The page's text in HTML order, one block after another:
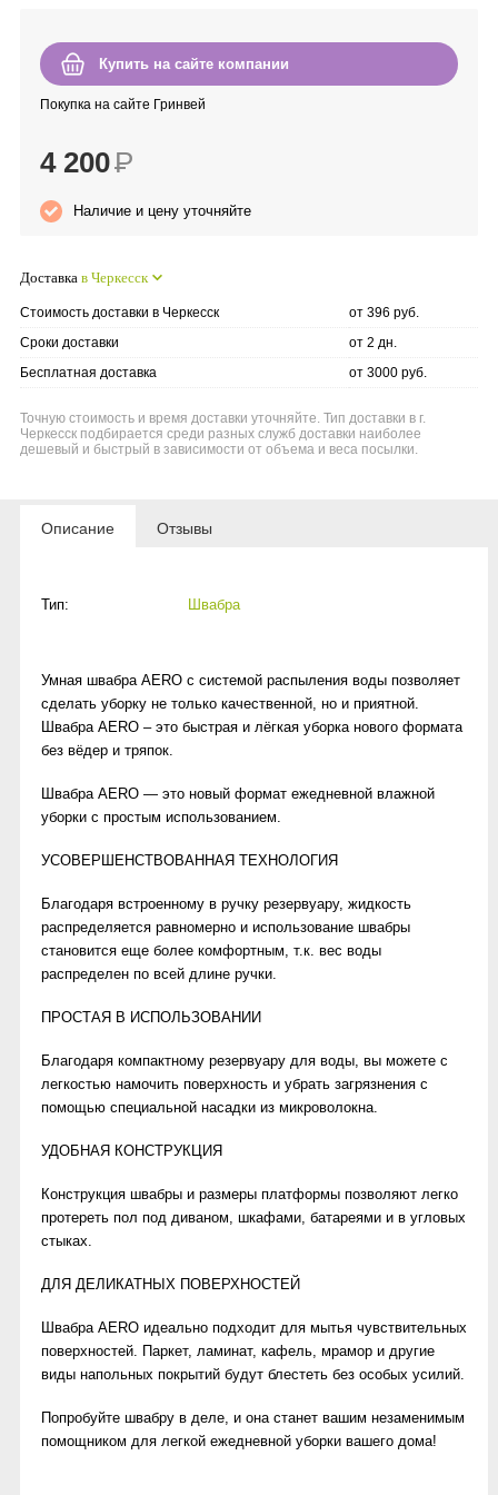
Intilia
Enjoy Care
Купить на сайте компании
Покупка на сайте Гринвей
4 200Р
Наличие и цену уточняйте
Доставка в Черкесск
Стоимость доставки в Черкесск
от 396 руб.
Сроки доставки
от 2 дн.
Бесплатная доставка
от 3000 руб.
Точную стоимость и время доставки уточняйте. Тип доставки в г.
Черкесск подбирается среди разных служб доставки наиболее
дешевый и быстрый в зависимости от объема и веса посылки.
Описание Отзывы
Тип: Швабра
Умная швабра AERO с системой распыления воды позволяет
сделать уборку не только качественной, но и приятной.
Швабра AERO – это быстрая и лёгкая уборка нового формата
без вёдер и тряпок.
Швабра AERO — это новый формат ежедневной влажной
уборки с простым использованием.
УСОВЕРШЕНСТВОВАННАЯ ТЕХНОЛОГИЯ
Благодаря встроенному в ручку резервуару, жидкость
распределяется равномерно и использование швабры
становится еще более комфортным, т.к. вес воды
распределен по всей длине ручки.
ПРОСТАЯ В ИСПОЛЬЗОВАНИИ
Благодаря компактному резервуару для воды, вы можете с
легкостью намочить поверхность и убрать загрязнения с
помощью специальной насадки из микроволокна.
УДОБНАЯ КОНСТРУКЦИЯ
Конструкция швабры и размеры платформы позволяют легко
протереть пол под диваном, шкафами, батареями и в угловых
стыках.
ДЛЯ ДЕЛИКАТНЫХ ПОВЕРХНОСТЕЙ
Швабра АЕRO идеально подходит для мытья чувствительных
поверхностей. Паркет, ламинат, кафель, мрамор и другие
виды напольных покрытий будут блестеть без особых усилий.
Попробуйте швабру в деле, и она станет вашим незаменимым
помощником для легкой ежедневной уборки вашего дома!